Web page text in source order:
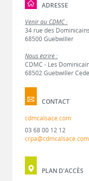
ADRESSE
Venir au CDMC :
34 rue des Dominicains
68500 Guebwiller
Nous écrire :
CDMC - Les
68502 Guebwiller
CONTACT
cdmcalsace.com
03 68 00 12 12
crpa@cdmcalsace.com
PLAN D'ACCÈS